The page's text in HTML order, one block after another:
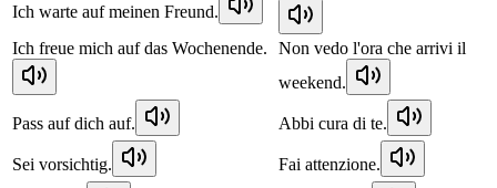
Ich warte auf meinen Freund.
Ich freue mich auf das Wochenende.
Non vedo l'ora che arrivi il
weekend.
Pass auf dich auf. Abbi cura di te.
Sei vorsichtig. Fai attenzione.